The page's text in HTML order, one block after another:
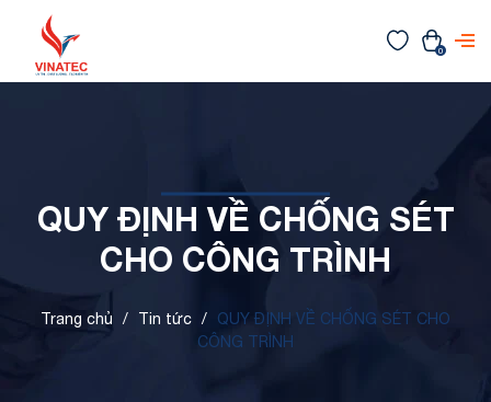
0
QUY ĐỊNH VỀ CHỐNG SÉT
CHO CÔNG TRÌNH
Trang chủ / Tin tức /
QUY ĐỊNH VỀ CHỐNG SÉT CHO
CÔNG TRÌNH